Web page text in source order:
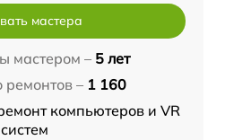
мастера
мастером – 5 лет
– 1 160
компьютеров и VR
систем